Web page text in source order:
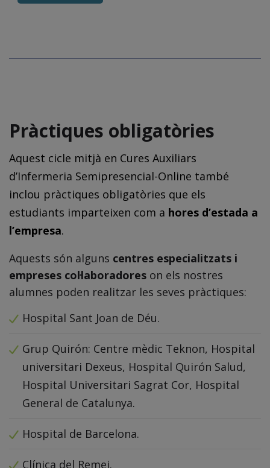
Pràctiques obligatòries
Aquest cicle mitjà en Cures Auxiliars
d’Infermeria Semipresencial-Online també
inclou pràctiques obligatòries que els
estudiants imparteixen com a hores d’estada a
l’empresa.
Aquests són alguns centres especialitzats i
empreses col·laboradores on els nostres
alumnes poden realitzar les seves pràctiques:
Hospital Sant Joan de Déu.
Grup Quirón: Centre mèdic Teknon, Hospital
universitari Dexeus, Hospital Quirón Salud,
Hospital Universitari Sagrat Cor, Hospital
General de Catalunya.
Hospital de Barcelona.
Clínica del Remei.